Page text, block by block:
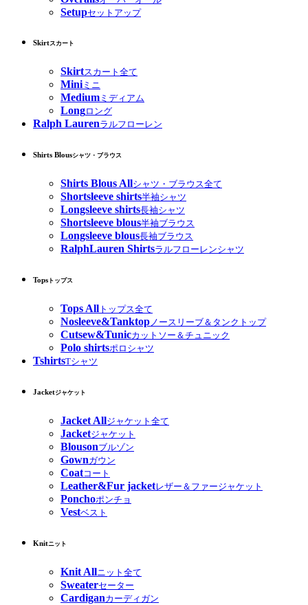
Setupセットアップ
Skirtスカート
Skirtスカート全て
Miniミニ
Medium ミディアム
Longロング
Ralph Laurenラルフローレン
Shirts Blousシャツ・ブラウス
Shirts Blous Allシャツ・ブラウス全て
Shortsleeve shirts半袖シャツ
Longsleeve shirts長袖シャツ
Shortsleeve blous半袖ブラウス
Longsleeve blous長袖ブラウス
RalphLauren Shirtsラルフローレンシャツ
Tops トップス
Tops All トップス全て
Nosleeve&Tanktopノースリーブ＆タンクトップ
Cutsew&Tunicカットソー＆チュニック
Polo shirtsポロシャツ
TshirtsTシャツ
Jacketジャケット
Jacket Allジャケット全て
Jacketジャケット
Blousonブルゾン
Gownガウン
Coatコート
Leather&Fur jacketレザー＆ファージャケット
Ponchoポンチョ
Vestベスト
Knitニット
Knit Allニット全て
Sweaterセーター
Cardiganカーディガン